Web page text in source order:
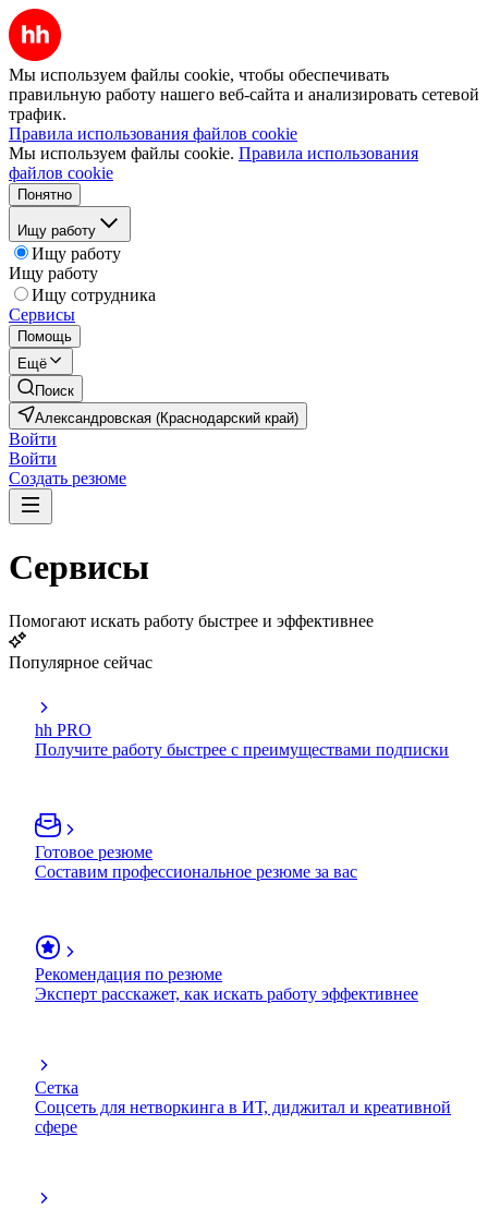
Мы используем файлы cookie, чтобы обеспечивать
правильную работу нашего веб-сайта и анализировать сетевой
трафик.
Правила использования файлов cookie
Мы используем файлы cookie. Правила использования
файлов cookie
Понятно
Ищу работу
Ищу работу
Ищу работу
Ищу сотрудника
Сервисы
Помощь
Ещё
Поиск
Александровская (Краснодарский край)
Войти
Войти
Создать резюме
Сервисы
Помогают искать работу быстрее и эффективнее
Популярное сейчас
hh PRO
Получите работу быстрее с преимуществами подписки
Готовое резюме
Составим профессиональное резюме за вас
Рекомендация по резюме
Эксперт расскажет, как искать работу эффективнее
Сетка
Соцсеть для нетворкинга в ИТ, диджитал и креативной
сфере